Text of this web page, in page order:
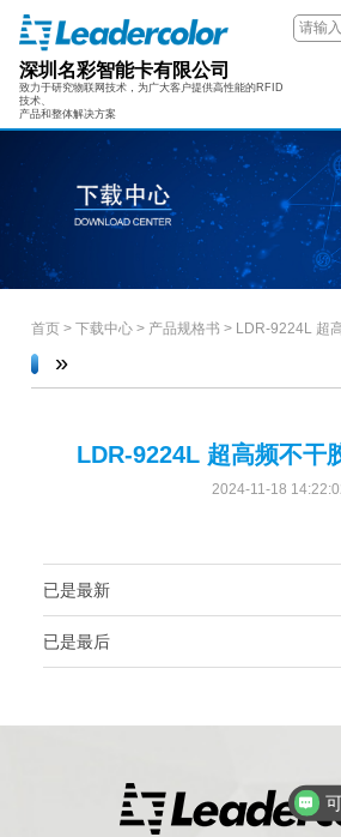
深圳名彩智能卡有限公司
致力于研究物联网技术，为广大客户提供高性能的RFID
技术、
产品和整体解决方案
首页> 下载中心> 产品规格书 > LDR-9224L 超
»
LDR-9224L 超高频不干
2024-11-18
已是最新
已是最后